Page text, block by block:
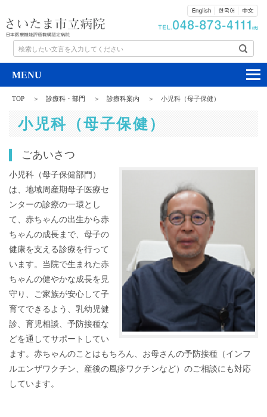
検索したい文言を入力してください
TOP 診療科・部門 診療科案内 小児科（母子保健）
小児科（母子保健）
ごあいさつ
小児科（母子保健部門）
は、地域周産期母子医療セ
ンターの診療の一環とし
て、赤ちゃんの出生から赤
ちゃんの成長まで、母子の
健康を支える診療を行って
います。当院で生まれた赤
ちゃんの健やかな成長を見
守り、ご家族が安心して子
育てできるよう、乳幼児健
診、育児相談、予防接種な
どを通してサポートしてい
ます。赤ちゃんのことはもちろん、お母さんの予防接種（インフ
ルエンザワクチン、産後の風疹ワクチンなど）のご相談にも対応
しています。